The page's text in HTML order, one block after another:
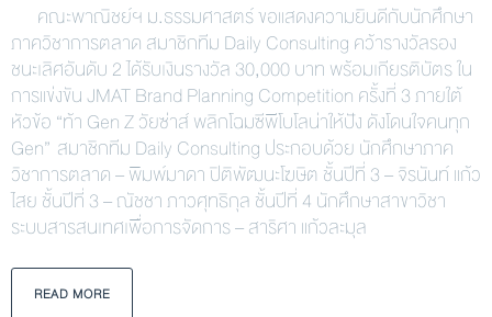
คณะพาณิชย์ฯ ม.ธรรมศาสตร์ ขอแสดงความยินดีกับนักศึกษา
ภาควิชาการตลาด สมาชิกทีม Daily Consulting คว้ารางวัลรอง
ชนะเลิศอันดับ 2 ได้รับเงินรางวัล 30,000 บาท พร้อมเกียรติบัตร ใน
การแข่งขัน JMAT Brand Planning Competition ครั้งที่ 3 ภายใต้
หัวข้อ “ท้า Gen Z วัยซ่าส์ พลิกโฉมซีพีโบโลน่าให้ปัง ดังโดนใจคนทุก
Gen” สมาชิกทีม Daily Consulting ประกอบด้วย นักศึกษาภาค
วิชาการตลาด – พิมพ์มาดา ปิติพัฒนะโฆษิต ชั้นปีที่ 3 – จิรนันท์ แก้ว
ไสย ชั้นปีที่ 3 – ณัชชา ภาวศุทธิกุล ชั้นปีที่ 4 นักศึกษาสาขาวิชา
ระบบสารสนเทศเพื่อการจัดการ – สาริศา แก้วละมุล
READ MORE